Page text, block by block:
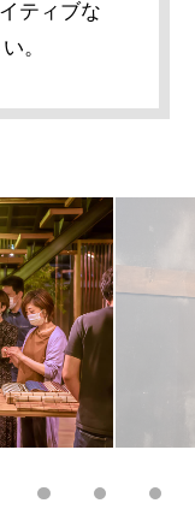
ティブな
。